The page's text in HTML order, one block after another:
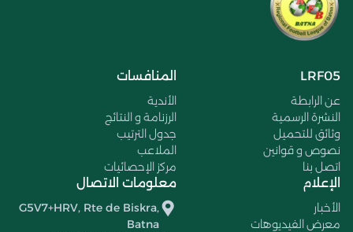
LRF05
عن الرابطة
النشرة الرسمية
وثائق للتحميل
نصوص و قوانين
اتصل بنا
المنافسات
الأندية
الرزنامة و النتائج
جدول الترتيب
الملاعب
مركز الإحصائيات
الإعلام
الأخبار
معرض الفيديوهات
معلومات الاتصال
G5V7+HRV, Rte de Biskra,
Batna